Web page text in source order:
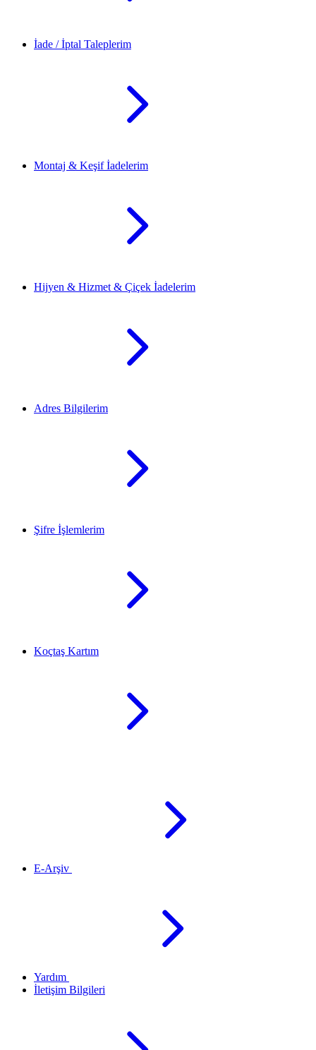
İade / İptal Taleplerim
Montaj & Keşif İadelerim
Hijyen & Hizmet & Çiçek İadelerim
Adres Bilgilerim
Şifre İşlemlerim
Koçtaş Kartım
E-Arşiv
Yardım
İletişim Bilgileri